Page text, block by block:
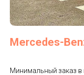
Mercedes-
Минимальный заказ в